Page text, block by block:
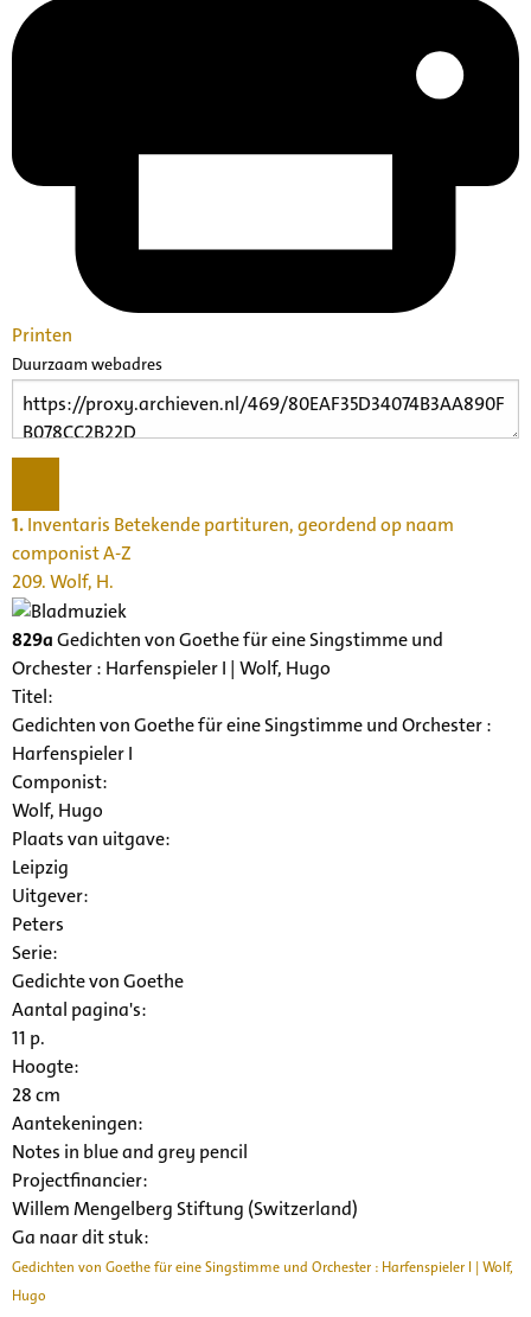
Printen
Duurzaam webadres
1.Inventaris Betekende partituren, geordend op naam
componist A-Z
209. Wolf, H.
829aGedichten von Goethe für eine Singstimme und
Orchester : Harfenspieler I | Wolf, Hugo
Titel:
Gedichten von Goethe für eine Singstimme und Orchester :
Harfenspieler I
Componist:
Wolf, Hugo
Plaats van uitgave:
Leipzig
Uitgever:
Peters
Serie:
Gedichte von Goethe
Aantal pagina's:
11 p.
Hoogte:
28 cm
Aantekeningen:
Notes in blue and grey pencil
Projectfinancier:
Willem Mengelberg Stiftung (Switzerland)
Ga naar dit stuk:
Gedichten von Goethe für eine Singstimme und Orchester : Harfenspieler I | Wolf,
Hugo